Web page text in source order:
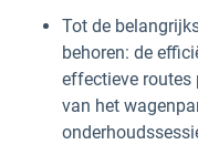
Tot de
behoren: de
effectieve routes
van het